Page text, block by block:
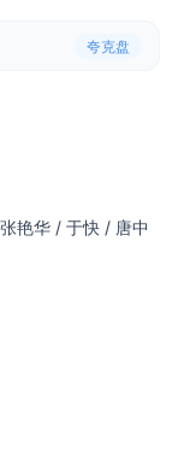
夸克盘
艳华 / 于快 / 唐中